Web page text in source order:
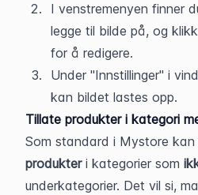
I venstremenyen finner
legge til bilde på, og
for å redigere.
Under "Innstillinger" i
kan bildet lastes opp.
Tillate produkter i kategori
produkter i kategorier som
underkategorier. Det vil si,